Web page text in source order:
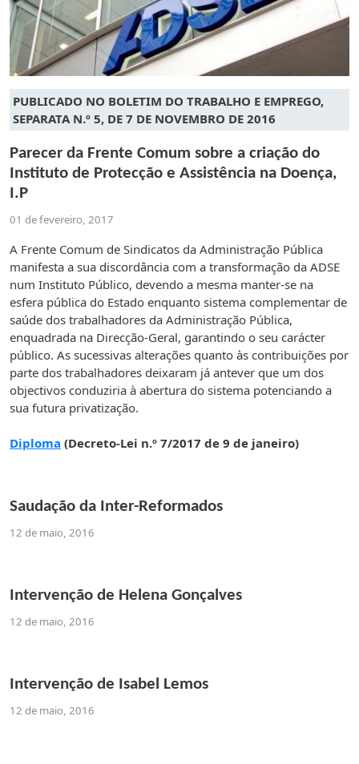
PUBLICADO NO BOLETIM DO TRABALHO E EMPREGO,
SEPARATA N.º 5, DE 7 DE NOVEMBRO DE 2016
Parecer da Frente Comum sobre a criação do
Instituto de Protecção e Assistência na Doença,
I.P
01 de fevereiro, 2017
A Frente Comum de Sindicatos da Administração Pública
manifesta a sua discordância com a transformação da ADSE
num Instituto Público, devendo a mesma manter-se na
esfera pública do Estado enquanto sistema complementar de
saúde dos trabalhadores da Administração Pública,
enquadrada na Direcção-Geral, garantindo o seu carácter
público. As sucessivas alterações quanto às contribuições por
parte dos trabalhadores deixaram já antever que um dos
objectivos conduziria à abertura do sistema potenciando a
sua futura privatização.
Diploma (Decreto-Lei n.º 7/2017 de 9 de janeiro)
Saudação da Inter-Reformados
12 de maio, 2016
Intervenção de Helena Gonçalves
12 de maio, 2016
Intervenção de Isabel Lemos
12 de maio, 2016